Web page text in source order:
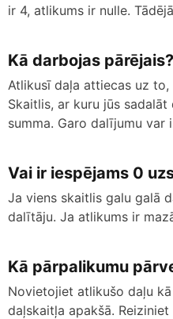
ir 4, atlikums ir nulle.
Kā darbojas pārējais?
Atlikusī daļa attiecas uz
Skaitlis, ar kuru jūs
summa. Garo dalījumu
Vai ir iespējams 0
Ja viens skaitlis galu galā
dalītāju. Ja atlikums ir
Kā pārpalikumu
Novietojiet atlikušo daļu
daļskaitļa apakšā.